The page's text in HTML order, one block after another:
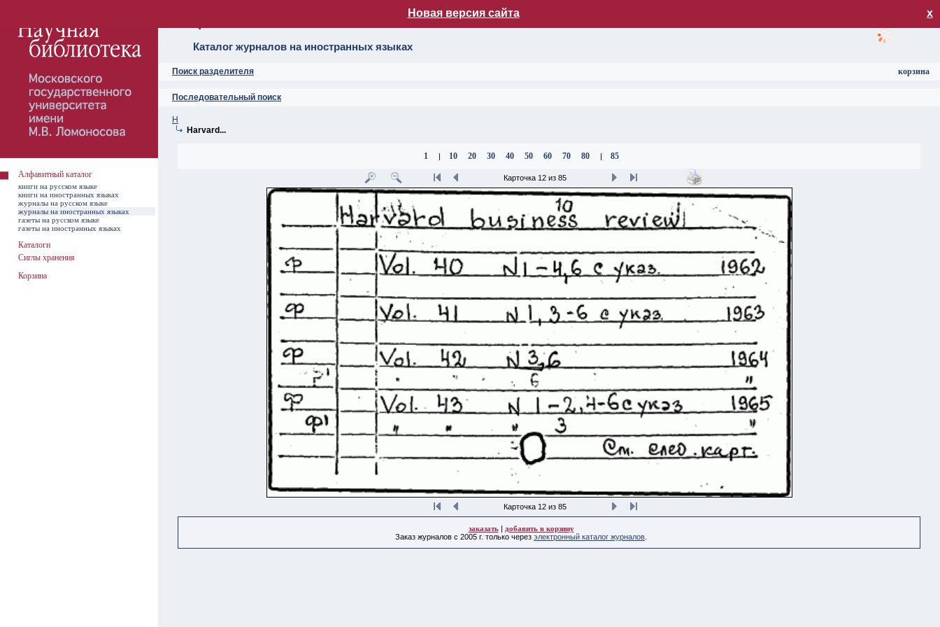
Новая версия сайта х
Каталог журналов на иностранных языках
Поиск разделителя
Последовательный поиск
корзина
H
Harvard...
1 | 10 20 30 40 50 60 70 80 | 85
Карточка 12 из 85
Карточка 12 из 85
заказать| добавить в корзину
Заказ журналов с 2005 г. только через электронный каталог журналов
Алфавитный каталог
книги на русском языке
книги на иностранных языках
журналы на русском языке
журналы на иностранных языках
газеты на русском языке
газеты на иностранных языках
Каталоги
Сиглы хранения
Корзина